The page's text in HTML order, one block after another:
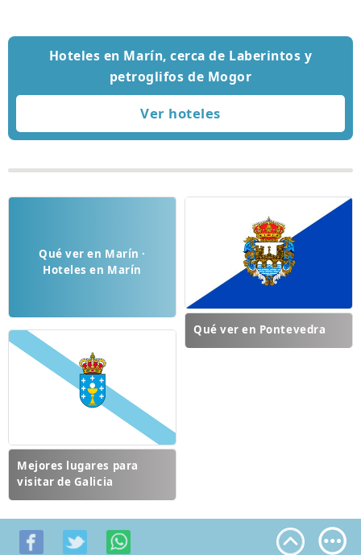
Hoteles en Marín, cerca de Laberintos y
petroglifos de Mogor
Qué ver en Marín ·
Hoteles en Marín
Qué ver en Pontevedra
Mejores lugares para
visitar de Galicia